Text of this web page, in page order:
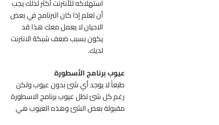
استهلاكه للأنترنت أكثر لذلك يجب
أن تعلم إذا كان البرنامج في بعض
الاحيان لا يعمل معك هذا قد
يكون بسبب ضعف شبكة الانترنت
لديك.
عيوب برنامج الأسطورة
طبعاً لا يوجد أي شئ بدون عيوب ولكن
رغم كل شئ تظل عيوب برنامج الاسطورة
مقبولة بعض الشئ وهذه العيوب هي